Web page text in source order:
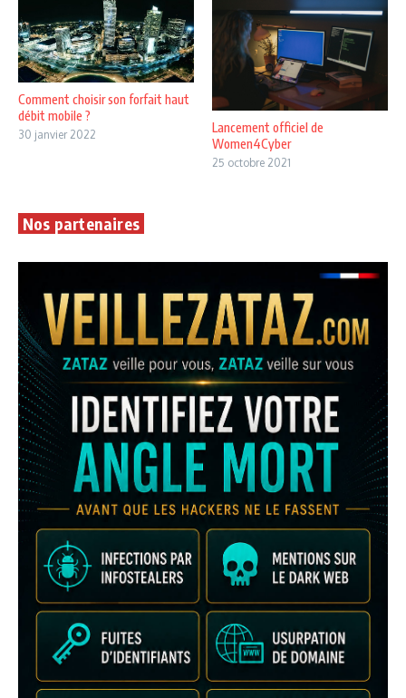
Comment choisir son forfait haut
débit mobile ?
30 janvier 2022
Lancement officiel de
Women4Cyber
25 octobre 2021
Nos partenaires